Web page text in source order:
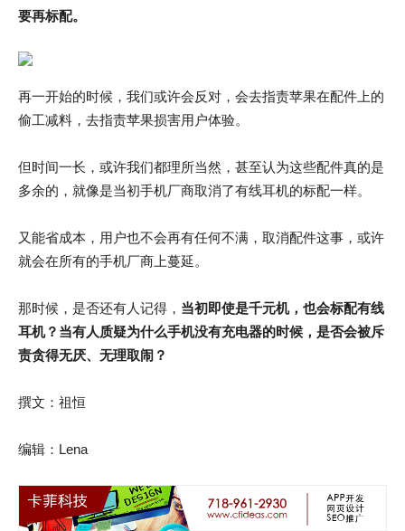
要再标配。
再一开始的时候，我们或许会反对，会去指责苹果在配件上的
偷工减料，去指责苹果损害用户体验。
但时间一长，或许我们都理所当然，甚至认为这些配件真的是
多余的，就像是当初手机厂商取消了有线耳机的标配一样。
又能省成本，用户也不会再有任何不满，取消配件这事，或许
就会在所有的手机厂商上蔓延。
那时候，是否还有人记得， 当初即使是千元机，也会标配有线
耳机？ 当有人质疑为什么手机没有充电器的时候，是否会被斥
责贪得无厌、无理取闹？
撰文：祖恒
编辑：Lena